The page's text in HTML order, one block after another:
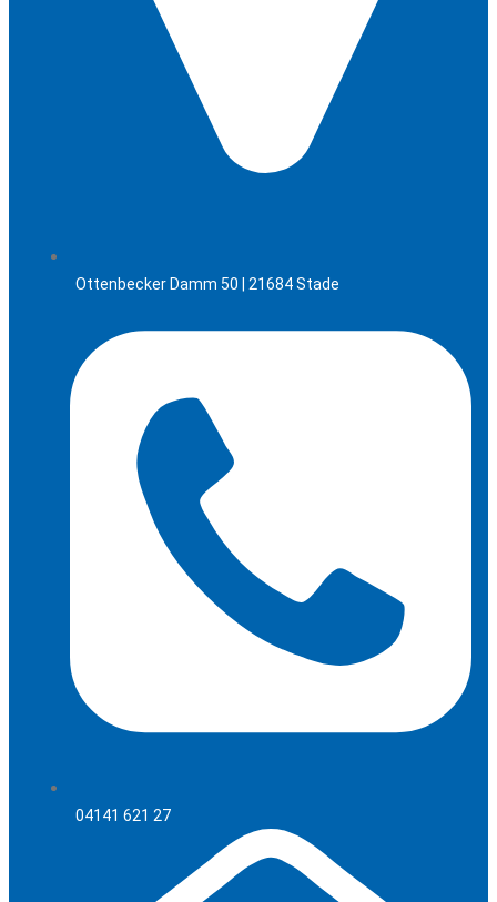
Ottenbecker Damm 50 | 21684 Stade
04141 621 27